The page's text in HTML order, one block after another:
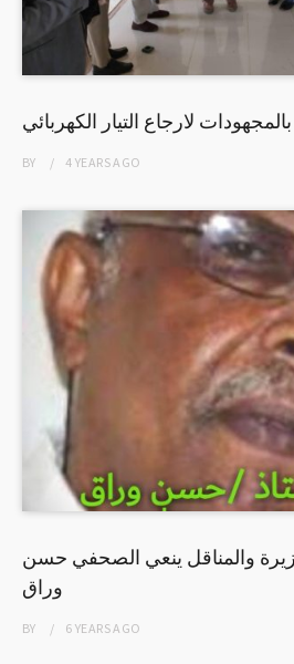
لارجاع التيار الكهربائي
BY 4 YEARSAGO
والمناقل ينعي الصحفي حسن
وراق
BY 6 YEARSAGO